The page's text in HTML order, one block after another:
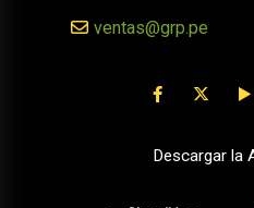
ventas@grp.pe
Descargar la